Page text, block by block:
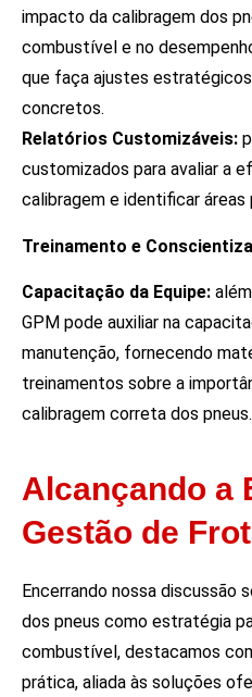
impacto da calibragem dos
combustível e no
que faça ajustes
concretos.
Relatórios Customizáveis:
customizados para avaliar a
calibragem e identificar áreas
Treinamento e
Capacitação da Equipe:
GPM pode auxiliar na
manutenção, fornecendo
treinamentos sobre a
calibragem correta dos pneus.
Alcançando a
Gestão de
Encerrando nossa discussão
dos pneus como estratégia
combustível, destacamos
prática, aliada às soluções